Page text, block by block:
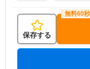
保存する